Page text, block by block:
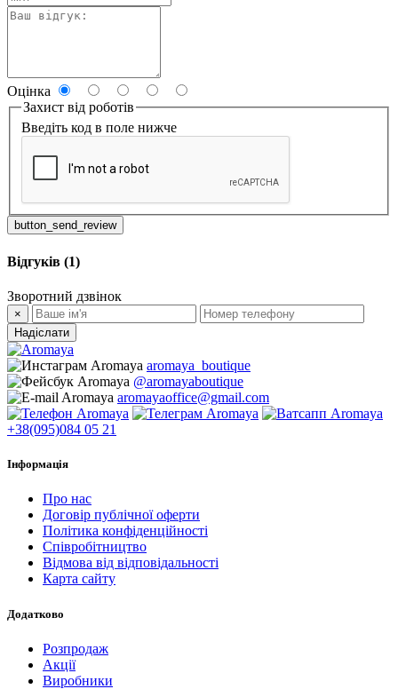
Оцінка
Захист від роботів
Введіть код в поле нижче
button_send_review
Відгуків (1)
Зворотний дзвінок
×
Надіслати
aromaya_boutique
@aromayaboutique
aromayaoffice@gmail.com
+38(095)084 05 21
Інформація
Про нас
Договір публічної оферти
Політика конфіденційності
Співробітництво
Відмова від відповідальності
Карта сайту
Додатково
Розпродаж
Акції
Виробники